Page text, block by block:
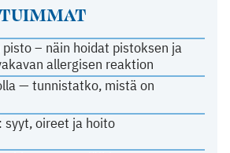
pisto – näin hoidat pistoksen ja
allergisen reaktion
— tunnistatko, mistä on
syyt, oireet ja hoito